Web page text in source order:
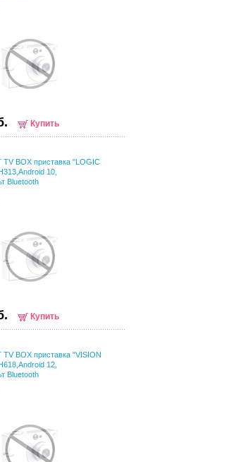
Купить
TV BOX приставка "LOGIC
10,
Bluetooth
Купить
TV BOX приставка "VISION
12,
Bluetooth